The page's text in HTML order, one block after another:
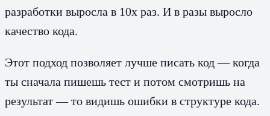
разработки выросла в 10х раз. И в разы выросло
качество кода.
Этот подход позволяет лучше писать код — когда
ты сначала пишешь тест и потом смотришь на
результат — то видишь ошибки в структуре кода.